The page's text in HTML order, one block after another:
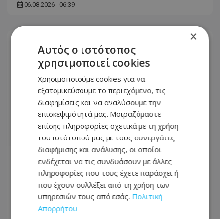
06.08.2026 - 06:39
Μπαράζ συλλήψεων: Χειροπέδες σε
εννέα πρόσωπα - Εκατοντάδες έλεγχοι
και καταγγελίες
06.08.2026 - 06:35
×
Αυτός ο ιστότοπος
χρησιμοποιεί cookies
Χρησιμοποιούμε cookies για να
εξατομικεύσουμε το περιεχόμενο, τις
διαφημίσεις και να αναλύσουμε την
επισκεψιμότητά μας. Μοιραζόμαστε
επίσης πληροφορίες σχετικά με τη χρήση
του ιστότοπού μας με τους συνεργάτες
διαφήμισης και ανάλυσης, οι οποίοι
ενδέχεται να τις συνδυάσουν με άλλες
πληροφορίες που τους έχετε παράσχει ή
που έχουν συλλέξει από τη χρήση των
υπηρεσιών τους από εσάς. Πολιτική
Απορρήτου